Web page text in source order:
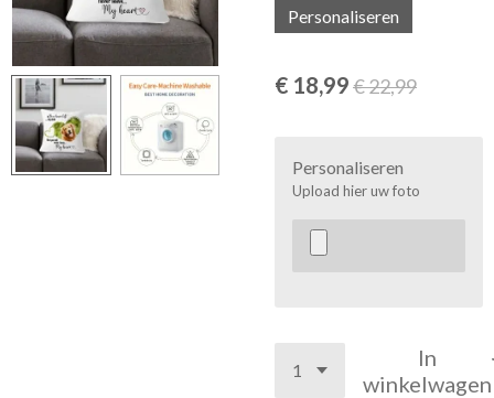
Personaliseren
€ 18,99€ 22,99
Personaliseren
Upload hier uw foto
In
winkelwagen